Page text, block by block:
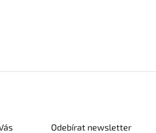
Odebírat newsletter